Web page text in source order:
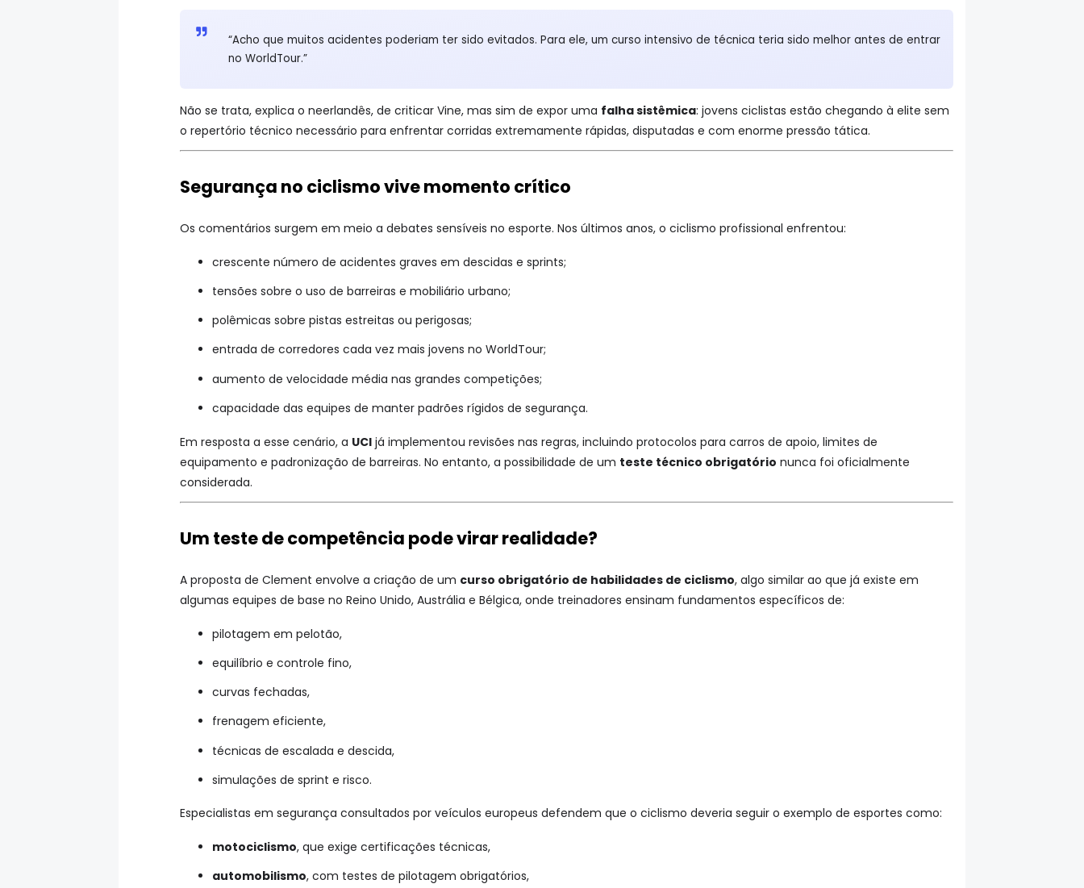
“Acho que muitos acidentes poderiam ter sido evitados. Para ele, um curso intensivo de técnica teria sido melhor antes de entrar
no WorldTour.”
Não se trata, explica o neerlandês, de criticar Vine, mas sim de expor uma falha sistêmica: jovens ciclistas estão chegando à elite sem
o repertório técnico necessário para enfrentar corridas extremamente rápidas, disputadas e com enorme pressão tática.
Segurança no ciclismo vive momento crítico
Os comentários surgem em meio a debates sensíveis no esporte. Nos últimos anos, o ciclismo profissional enfrentou:
crescente número de acidentes graves em descidas e sprints;
tensões sobre o uso de barreiras e mobiliário urbano;
polêmicas sobre pistas estreitas ou perigosas;
entrada de corredores cada vez mais jovens no WorldTour;
aumento de velocidade média nas grandes competições;
capacidade das equipes de manter padrões rígidos de segurança.
Em resposta a esse cenário, a UCI já implementou revisões nas regras, incluindo protocolos para carros de apoio, limites de
equipamento e padronização de barreiras. No entanto, a possibilidade de um teste técnico obrigatório nunca foi oficialmente
considerada.
Um teste de competência pode virar realidade?
A proposta de Clement envolve a criação de um curso obrigatório de habilidades de ciclismo, algo similar ao que já existe em
algumas equipes de base no Reino Unido, Austrália e Bélgica, onde treinadores ensinam fundamentos específicos de:
pilotagem em pelotão,
equilíbrio e controle fino,
curvas fechadas,
frenagem eficiente,
técnicas de escalada e descida,
simulações de sprint e risco.
Especialistas em segurança consultados por veículos europeus defendem que o ciclismo deveria seguir o exemplo de esportes como:
motociclismo, que exige certificações técnicas,
automobilismo, com testes de pilotagem obrigatórios,